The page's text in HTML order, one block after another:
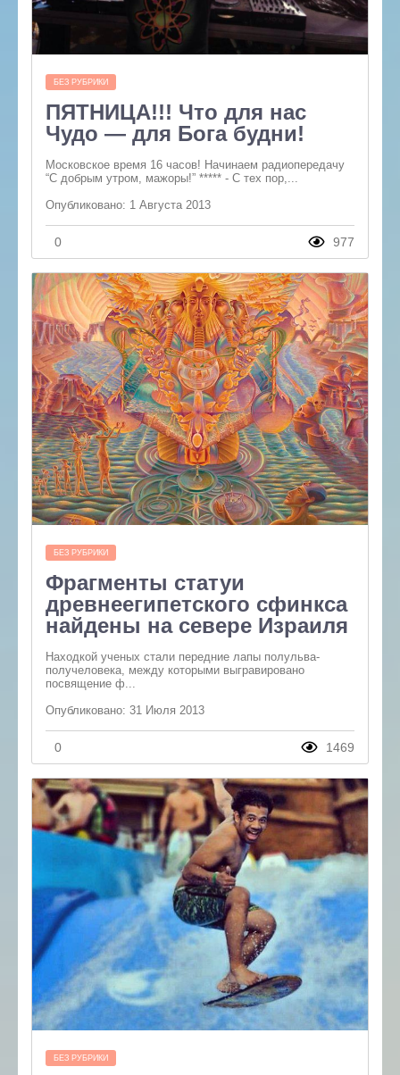
БЕЗ РУБРИКИ
ПЯТНИЦА!!! Что для нас
Чудо — для Бога будни!
Московское время 16 часов! Начинаем радиопередачу
“С добрым утром, мажоры!” ***** - С тех пор,...
Опубликовано: 1 Августа 2013
0 977
БЕЗ РУБРИКИ
Фрагменты статуи
древнеегипетского сфинкса
найдены на севере Израиля
Находкой ученых стали передние лапы полульва-
получеловека, между которыми выгравировано
посвящение ф...
Опубликовано: 31 Июля 2013
0 1469
БЕЗ РУБРИКИ